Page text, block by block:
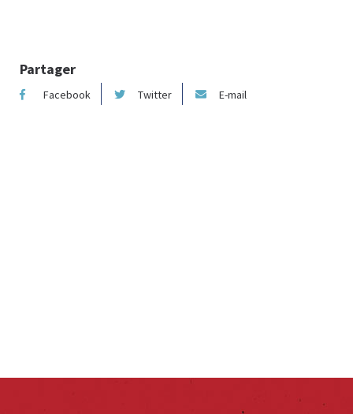
Partager
Facebook Twitter E-mail